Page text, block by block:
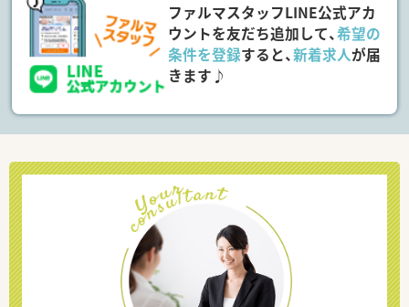
ファルマスタッフLINE公式アカ
ウントを友だち追加して、希望の
条件を登録すると、新着求人が届
きます♪